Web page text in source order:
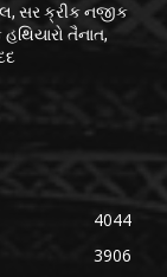
સર ક્રીક નજીક
તૈનાત,
4044
3906